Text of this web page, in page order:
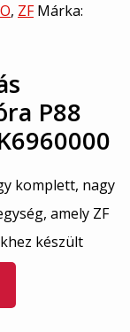
, ZF Márka:
P88
komplett, nagy
amely ZF
készült